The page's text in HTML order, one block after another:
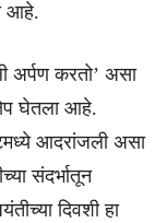
आहे.
अर्पण करतो’ असा
घेतला आहे.
आदरांजली असा
संदर्भातून
दिवशी हा